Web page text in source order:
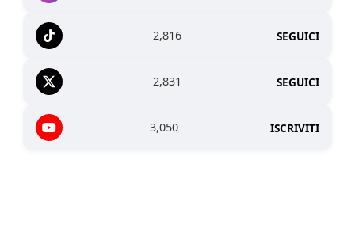
2,816 SEGUICI
2,831 SEGUICI
3,050 ISCRIVITI